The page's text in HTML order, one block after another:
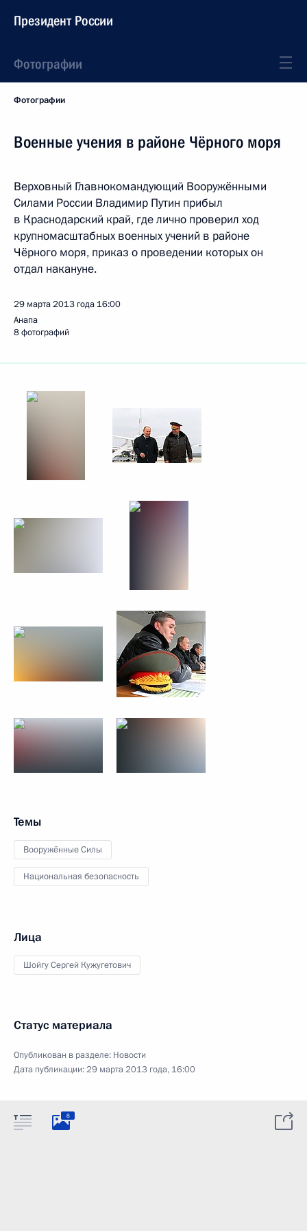
Президент России
Фотографии
Фотографии
Военные учения в районе Чёрного моря
Верховный Главнокомандующий Вооружёнными
Силами России Владимир Путин прибыл
в Краснодарский край, где лично проверил ход
крупномасштабных военных учений в районе
Чёрного моря, приказ о проведении которых он
отдал накануне.
29 марта 2013 года 16:00
Анапа
8 фотографий
Темы
Вооружённые Силы
Национальная безопасность
Лица
Шойгу Сергей Кужугетович
Статус материала
Опубликован в разделе: Новости
Дата публикации:29 марта 2013 года, 16:00
8